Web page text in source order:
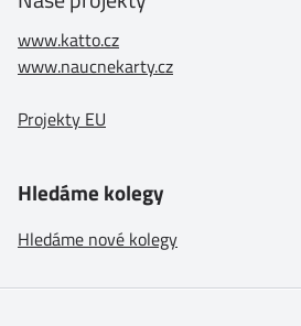
www.katto.cz
www.naucnekarty.cz
Projekty EU
Hledáme kolegy
Hledáme nové kolegy